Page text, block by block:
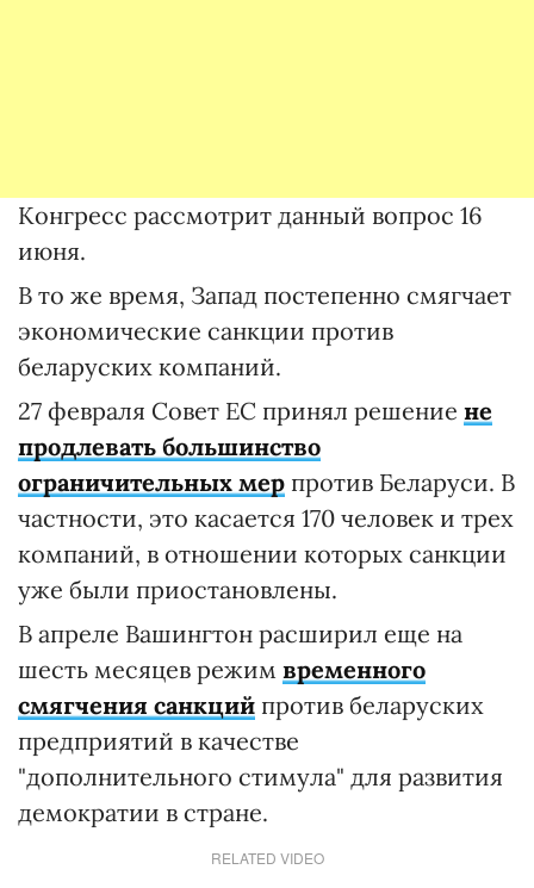
Конгресс рассмотрит данный вопрос 16
июня.
В то же время, Запад постепенно смягчает
экономические санкции против
беларуских компаний.
27 февраля Совет ЕС принял решение не
продлевать большинство
ограничительных мер против Беларуси. В
частности, это касается 170 человек и трех
компаний, в отношении которых санкции
уже были приостановлены.
В апреле Вашингтон расширил еще на
шесть месяцев режим временного
смягчения санкций против беларуских
предприятий в качестве
"дополнительного стимула" для развития
демократии в стране.
RELATED VIDEO